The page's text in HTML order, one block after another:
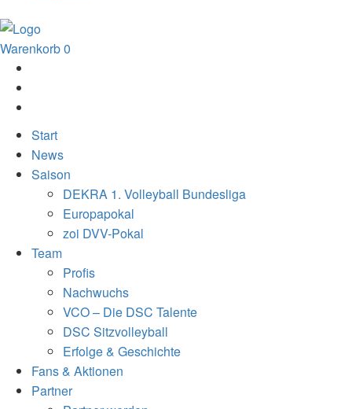
Warenkorb0
Start
News
Saison
DEKRA 1. Volleyball Bundesliga
Europapokal
zoi DVV-Pokal
Team
Profis
Nachwuchs
VCO – Die DSC Talente
DSC Sitzvolleyball
Erfolge & Geschichte
Fans & Aktionen
Partner